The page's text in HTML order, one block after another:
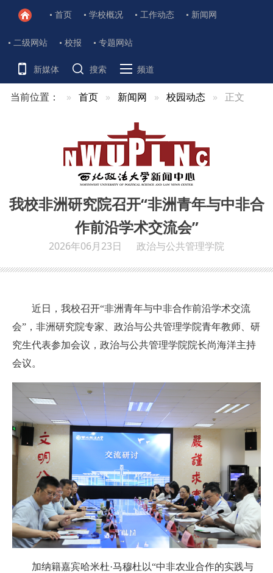
首页 学校概况 工作动态 新闻网
二级网站 校报 专题网站
新媒体 搜索 频道
当前位置： 首页 新闻网 校园动态 正文
我校非洲研究院召开“非洲青年与中非合
作前沿学术交流会”
2026年06月23日 政治与公共管理学院
近日，我校召开“非洲青年与中非合作前沿学术交流
会”，非洲研究院专家、政治与公共管理学院青年教师、研
究生代表参加会议，政治与公共管理学院院长尚海洋主持
会议。
加纳籍嘉宾哈米杜·马穆杜以“中非农业合作的实践与